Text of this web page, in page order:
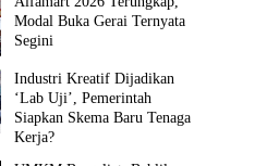
Modal Buka Gerai Ternyata
Segini
Industri Kreatif Dijadikan
‘Lab Uji’, Pemerintah
Siapkan Skema Baru Tenaga
Kerja?